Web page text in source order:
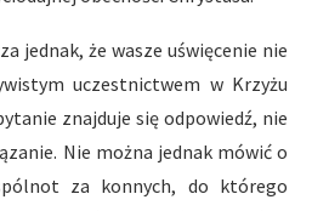
jednak, że wasze uświęcenie nie
uczestnictwem w Krzyżu
znajduje się odpowiedź, nie
Nie można jednak mówić o
za konnych, do którego